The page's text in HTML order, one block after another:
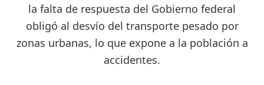
la falta de respuesta del Gobierno federal
obligó al desvío del transporte pesado por
zonas urbanas, lo que expone a la población a
accidentes.